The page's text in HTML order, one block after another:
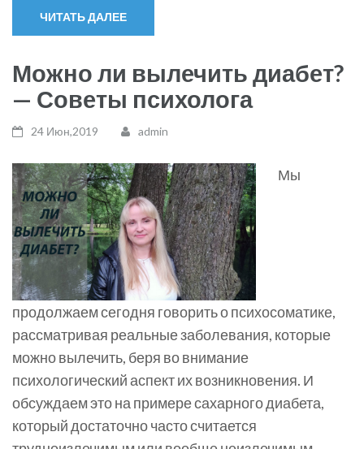
ЧИТАТЬ ДАЛЕЕ
Можно ли вылечить диабет?
— Советы психолога
24 Июн,2019 admin
Мы
продолжаем сегодня говорить о психосоматике,
рассматривая реальные заболевания, которые
можно вылечить, беря во внимание
психологический аспект их возникновения. И
обсуждаем это на примере сахарного диабета,
который достаточно часто считается